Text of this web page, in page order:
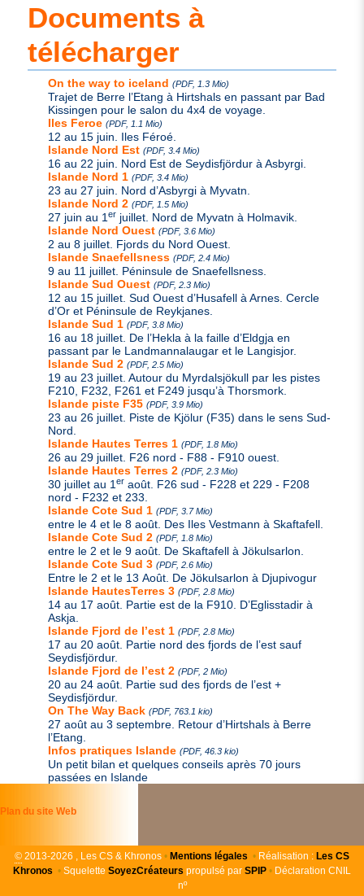
Documents à
télécharger
On the way to iceland (PDF, 1.3 Mio)
Trajet de Berre l’Etang à Hirtshals en passant par Bad
Kissingen pour le salon du 4x4 de voyage.
Iles Feroe (PDF, 1.1 Mio)
12 au 15 juin. Iles Féroé.
Islande Nord Est (PDF, 3.4 Mio)
16 au 22 juin. Nord Est de Seydisfjördur à Asbyrgi.
Islande Nord 1 (PDF, 3.4 Mio)
23 au 27 juin. Nord d’Asbyrgi à Myvatn.
Islande Nord 2 (PDF, 1.5 Mio)
27 juin au 1er juillet. Nord de Myvatn à Holmavik.
Islande Nord Ouest (PDF, 3.6 Mio)
2 au 8 juillet. Fjords du Nord Ouest.
Islande Snaefellsness (PDF, 2.4 Mio)
9 au 11 juillet. Péninsule de Snaefellsness.
Islande Sud Ouest (PDF, 2.3 Mio)
12 au 15 juillet. Sud Ouest d’Husafell à Arnes. Cercle
d’Or et Péninsule de Reykjanes.
Islande Sud 1 (PDF, 3.8 Mio)
16 au 18 juillet. De l’Hekla à la faille d’Eldgja en
passant par le Landmannalaugar et le Langisjor.
Islande Sud 2 (PDF, 2.5 Mio)
19 au 23 juillet. Autour du Myrdalsjökull par les pistes
F210, F232, F261 et F249 jusqu’à Thorsmork.
Islande piste F35 (PDF, 3.9 Mio)
23 au 26 juillet. Piste de Kjölur (F35) dans le sens Sud-
Nord.
Islande Hautes Terres 1 (PDF, 1.8 Mio)
26 au 29 juillet. F26 nord - F88 - F910 ouest.
Islande Hautes Terres 2 (PDF, 2.3 Mio)
30 juillet au 1er août. F26 sud - F228 et 229 - F208
nord - F232 et 233.
Islande Cote Sud 1 (PDF, 3.7 Mio)
entre le 4 et le 8 août. Des Iles Vestmann à Skaftafell.
Islande Cote Sud 2 (PDF, 1.8 Mio)
entre le 2 et le 9 août. De Skaftafell à Jökulsarlon.
Islande Cote Sud 3 (PDF, 2.6 Mio)
Entre le 2 et le 13 Août. De Jökulsarlon à Djupivogur
Islande HautesTerres 3 (PDF, 2.8 Mio)
14 au 17 août. Partie est de la F910. D’Eglisstadir à
Askja.
Islande Fjord de l’est 1 (PDF, 2.8 Mio)
17 au 20 août. Partie nord des fjords de l’est sauf
Seydisfjördur.
Islande Fjord de l’est 2 (PDF, 2 Mio)
20 au 24 août. Partie sud des fjords de l’est +
Seydisfjördur.
On The Way Back (PDF, 763.1 kio)
27 août au 3 septembre. Retour d’Hirtshals à Berre
l’Etang.
Infos pratiques Islande (PDF, 46.3 kio)
Un petit bilan et quelques conseils après 70 jours
passées en Islande
Plan du site Web
© 2013-2026 , Les CS & Khronos • Mentions légales • Réalisation : Les CS
Khronos • Squelette SoyezCréateurs propulsé par SPIP • Déclaration CNIL
nº